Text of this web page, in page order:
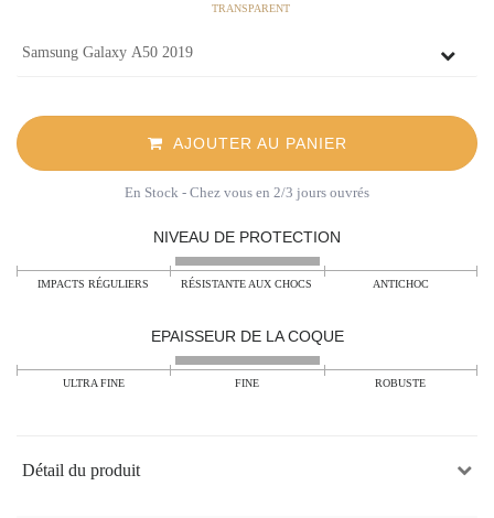
TRANSPARENT
AJOUTER AU PANIER
En Stock - Chez vous en 2/3 jours ouvrés
NIVEAU DE PROTECTION
IMPACTS RÉGULIERS RÉSISTANTE AUX CHOCS ANTICHOC
EPAISSEUR DE LA COQUE
ULTRA FINE FINE ROBUSTE
Détail du produit